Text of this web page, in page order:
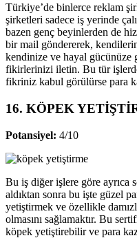
Türkiye’de binlerce reklam
şirketleri sadece iş yerinde
bazen genç beyinlerden de
bir mail göndererek,
kendinize ve hayal gücünüze
fikirlerinizi iletin. Bu tür
fikriniz kabul görülürse para
16. KÖPEK
Potansiyel: 4/10
Bu iş diğer işlere göre ayrıca
aldıktan sonra bu işte güzel
yetiştirmek ve özellikle
olmasını sağlamaktır. Bu
köpek yetiştirebilir ve para